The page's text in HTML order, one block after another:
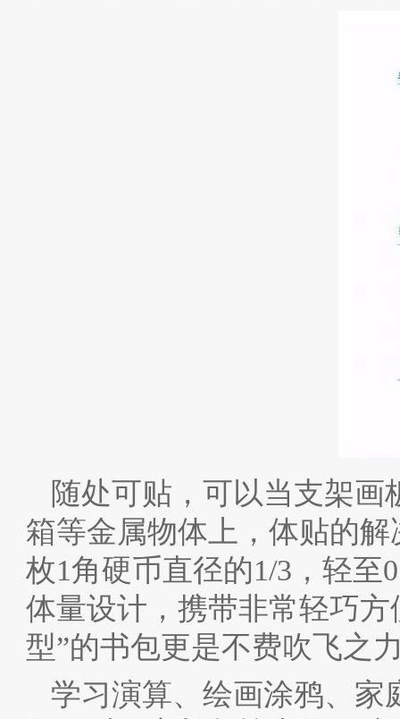
随处可贴，可以当支架
箱等金属物体上，体贴的
枚1角硬币直径的1/3，轻至
体量设计，携带非常轻巧
型”的书包更是不费吹飞之
学习演算、绘画涂鸦、家